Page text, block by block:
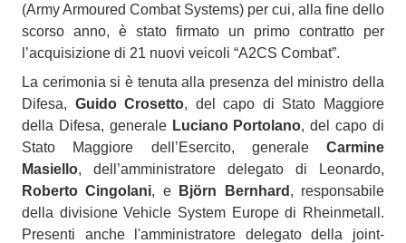
(Army Armoured Combat Systems) per cui, alla fine dello
scorso anno, è stato firmato un primo contratto per
l’acquisizione di 21 nuovi veicoli “A2CS Combat”.
La cerimonia si è tenuta alla presenza del ministro della
Difesa, Guido Crosetto, del capo di Stato Maggiore
della Difesa, generale Luciano Portolano, del capo di
Stato Maggiore dell’Esercito, generale Carmine
Masiello, dell’amministratore delegato di Leonardo,
Roberto Cingolani, e Björn Bernhard , responsabile
della divisione Vehicle System Europe di Rheinmetall.
Presenti anche l'amministratore delegato della joint-